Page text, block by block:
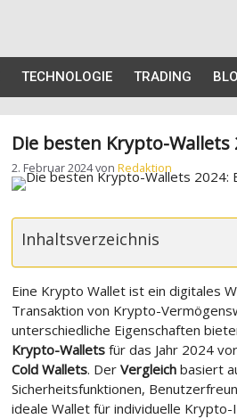
TECHNOLOGIE TRADING
Die besten Krypto-Wallets
2. Februar 2024von Redaktion
Inhaltsverzeichnis
Eine Krypto Wallet ist ein digitales
Transaktion von Krypto-
unterschiedliche Eigenschaften
Krypto-Wallets für das Jahr 2024
Cold Wallets. Der Vergleich basiert
Sicherheitsfunktionen,
ideale Wallet für individuelle